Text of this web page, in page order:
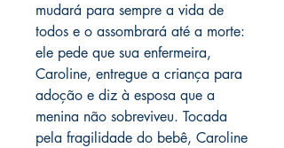
mudará para sempre a vida de
todos e o assombrará até a morte:
ele pede que sua enfermeira,
Caroline, entregue a criança para
adoção e diz à esposa que a
menina não sobreviveu. Tocada
pela fragilidade do bebê, Caroline